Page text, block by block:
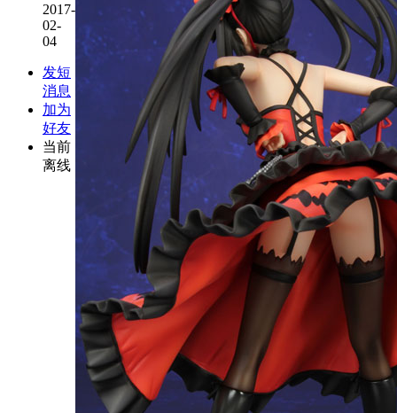
2017-
02-
04
发短
消息
加为
好友
当前
离线